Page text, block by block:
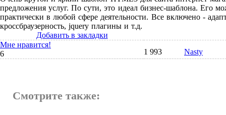
предложения услуг. По сути, это идеал бизнес-шаблона. Его
практически в любой сфере деятельности. Все включено -
кроссбраузерность, jquery плагины и т.д.
Добавить в закладки
Мне нравится!
6
1 993 Nasty
Смотрите также: